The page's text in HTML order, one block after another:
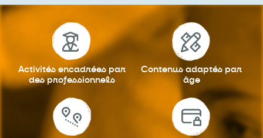
Activités encadrées par
des professionnels
Contenus adaptés par
âge